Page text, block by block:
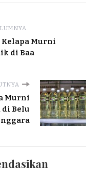
Murni
di Baa
Murni
di Belu